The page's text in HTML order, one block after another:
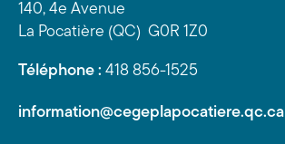
140, 4e Avenue
La Pocatière (QC) G0R 1Z0
Téléphone : 418 856-1525
information@cegeplapocatiere.qc.ca